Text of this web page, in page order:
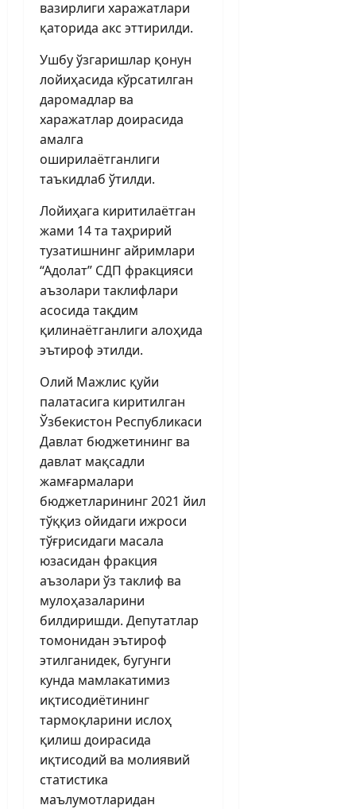
вазирлиги харажатлари
қаторида акс эттирилди.
Ушбу ўзгаришлар қонун
лойиҳасида кўрсатилган
даромадлар ва
харажатлар доирасида
амалга
оширилаётганлиги
таъкидлаб ўтилди.
Лойиҳага киритилаётган
жами 14 та таҳририй
тузатишнинг айримлари
“Адолат” СДП фракцияси
аъзолари таклифлари
асосида тақдим
қилинаётганлиги алоҳида
эътироф этилди.
Олий Мажлис қуйи
палатасига киритилган
Ўзбекистон Респуб­ликаси
Давлат бюджетининг ва
давлат мақсадли
жамғармалари
бюджетларининг 2021 йил
тўққиз ойидаги ижроси
тўғрисидаги масала
юзасидан фракция
аъзолари ўз таклиф ва
мулоҳазаларини
билдиришди. Депутатлар
томонидан эътироф
этилганидек, бугунги
кунда мамлакатимиз
иқтисодиётининг
тармоқларини ислоҳ
қилиш доирасида
иқтисодий ва молиявий
статистика
маълумотларидан